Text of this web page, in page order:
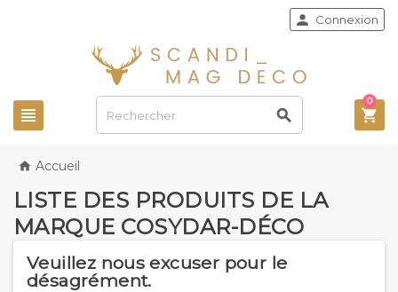
 
 Connexion

0
 Accueil
LISTE DES PRODUITS DE LA
MARQUE COSYDAR-DÉCO
Veuillez nous excuser pour le
désagrément.